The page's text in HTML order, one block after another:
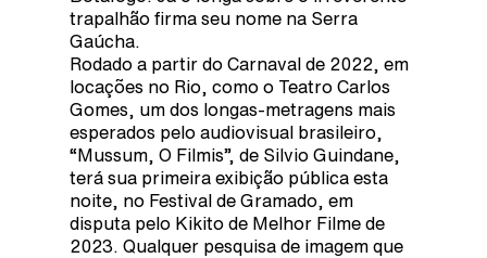
trapalhão firma seu nome na Serra
Gaúcha.
Rodado a partir do Carnaval de 2022, em
locações no Rio, como o Teatro Carlos
Gomes, um dos longas-metragens mais
esperados pelo audiovisual brasileiro,
“Mussum, O Filmis”, de Silvio Guindane,
terá sua primeira exibição pública esta
noite, no Festival de Gramado, em
disputa pelo Kikito de Melhor Filme de
2023. Qualquer pesquisa de imagem que